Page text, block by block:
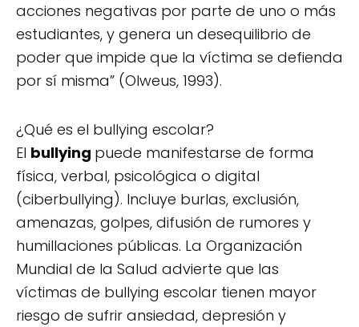
acciones negativas por parte de uno o más
estudiantes, y genera un desequilibrio de
poder que impide que la víctima se defienda
por sí misma” (Olweus, 1993).
¿Qué es el bullying escolar?
El bullying puede manifestarse de forma
física, verbal, psicológica o digital
(ciberbullying). Incluye burlas, exclusión,
amenazas, golpes, difusión de rumores y
humillaciones públicas. La Organización
Mundial de la Salud advierte que las
víctimas de bullying escolar tienen mayor
riesgo de sufrir ansiedad, depresión y